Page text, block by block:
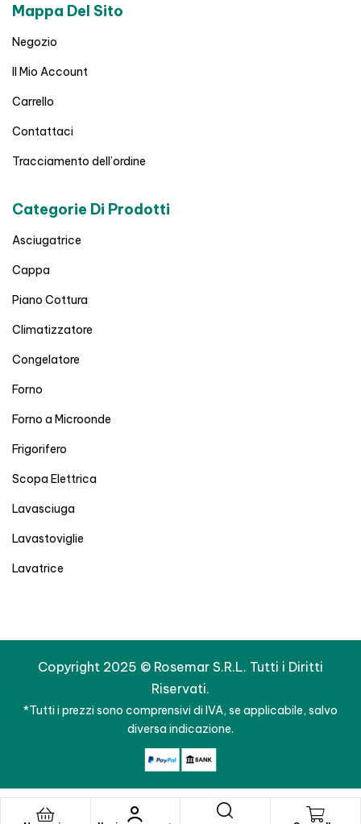
Mappa Del Sito
Negozio
Il Mio Account
Carrello
Contattaci
Tracciamento dell’ordine
Categorie Di Prodotti
Asciugatrice
Cappa
Piano Cottura
Climatizzatore
Congelatore
Forno
Forno a Microonde
Frigorifero
Scopa Elettrica
Lavasciuga
Lavastoviglie
Lavatrice
Copyright 2025 © Rosemar S.R.L. Tutti i Diritti
Riservati.
*Tutti i prezzi sono comprensivi di IVA, se applicabile, salvo
diversa indicazione.